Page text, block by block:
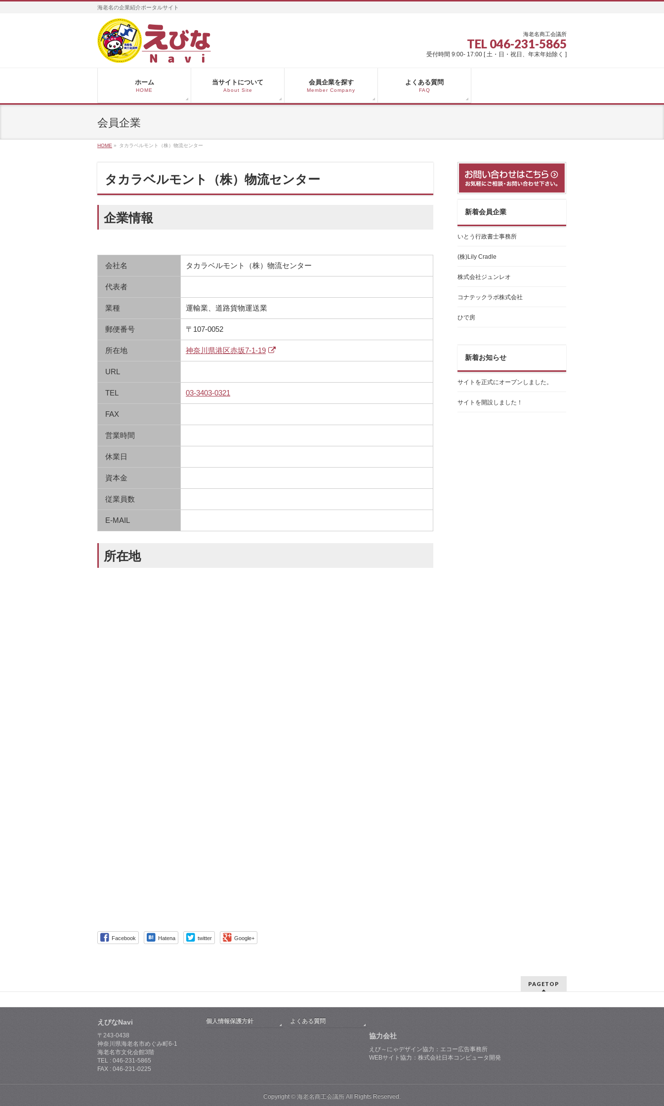
海老名の企業紹介ポータルサイト
海老名商工会議所
TEL 046-231-5865
受付時間 9:00- 17:00 [ 土・日・祝日、年末年始除く ]
ホーム
HOME
当サイトについて
About Site
会員企業を探す
Member Company
よくある質問
FAQ
会員企業
HOME » タカラベルモント（株）物流センター
タカラベルモント（株）物流センター
企業情報
会社名 タカラベルモント（株）物流センター
代表者
業種 運輸業、道路貨物運送業
郵便番号 〒107-0052
所在地 神奈川県港区赤坂7-1-19
URL
TEL 03-3403-0321
FAX
営業時間
休業日
資本金
従業員数
E-MAIL
所在地
Facebook Hatena twitter Google+
新着会員企業
いとう行政書士事務所
(株)Lily Cradle
株式会社ジュンレオ
コナテックラボ株式会社
ひで房
新着お知らせ
サイトを正式にオープンしました。
サイトを開設しました！
PAGETOP
えびなNavi
〒243-0438
神奈川県海老名市めぐみ町6-1
海老名市文化会館3階
TEL : 046-231-5865
FAX : 046-231-0225
個人情報保護方針 よくある質問
協力会社
えび～にゃデザイン協力：エコー広告事務所
WEBサイト協力：株式会社日本コンピュータ開発
Copyright © 海老名商工会議所 All Rights Reserved.